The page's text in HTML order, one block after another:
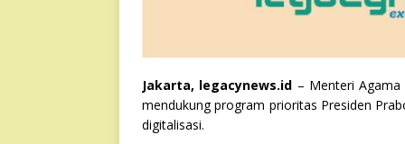
Jakarta, legacynews.id – Menteri
mendukung program prioritas Presiden
digitalisasi.